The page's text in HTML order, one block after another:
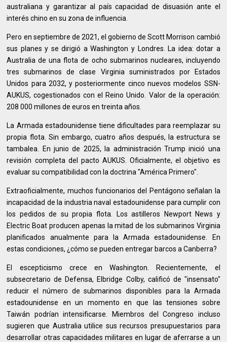
australiana y garantizar al país capacidad de disuasión ante el
interés chino en su zona de influencia.
Pero en septiembre de 2021, el gobierno de Scott Morrison cambió
sus planes y se dirigió a Washington y Londres. La idea: dotar a
Australia de una flota de ocho submarinos nucleares, incluyendo
tres submarinos de clase Virginia suministrados por Estados
Unidos para 2032, y posteriormente cinco nuevos modelos SSN-
AUKUS, cogestionados con el Reino Unido. Valor de la operación:
208 000 millones de euros en treinta años.
La Armada estadounidense tiene dificultades para reemplazar su
propia flota. Sin embargo, cuatro años después, la estructura se
tambalea. En junio de 2025, la administración Trump inició una
revisión completa del pacto AUKUS. Oficialmente, el objetivo es
evaluar su compatibilidad con la doctrina "América Primero".
Extraoficialmente, muchos funcionarios del Pentágono señalan la
incapacidad de la industria naval estadounidense para cumplir con
los pedidos de su propia flota. Los astilleros Newport News y
Electric Boat producen apenas la mitad de los submarinos Virginia
planificados anualmente para la Armada estadounidense. En
estas condiciones, ¿cómo se pueden entregar barcos a Canberra?
El escepticismo crece en Washington. Recientemente, el
subsecretario de Defensa, Elbridge Colby, calificó de "insensato"
reducir el número de submarinos disponibles para la Armada
estadounidense en un momento en que las tensiones sobre
Taiwán podrían intensificarse. Miembros del Congreso incluso
sugieren que Australia utilice sus recursos presupuestarios para
desarrollar otras capacidades militares en lugar de aferrarse a un